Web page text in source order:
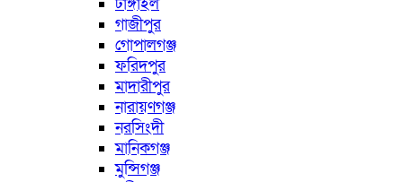
গাজীপুর
গোপালগঞ্জ
ফরিদপুর
মাদারীপুর
নারায়ণগঞ্জ
নরসিংদী
মানিকগঞ্জ
মুন্সিগঞ্জ